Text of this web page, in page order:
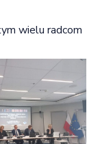
wielu radcom